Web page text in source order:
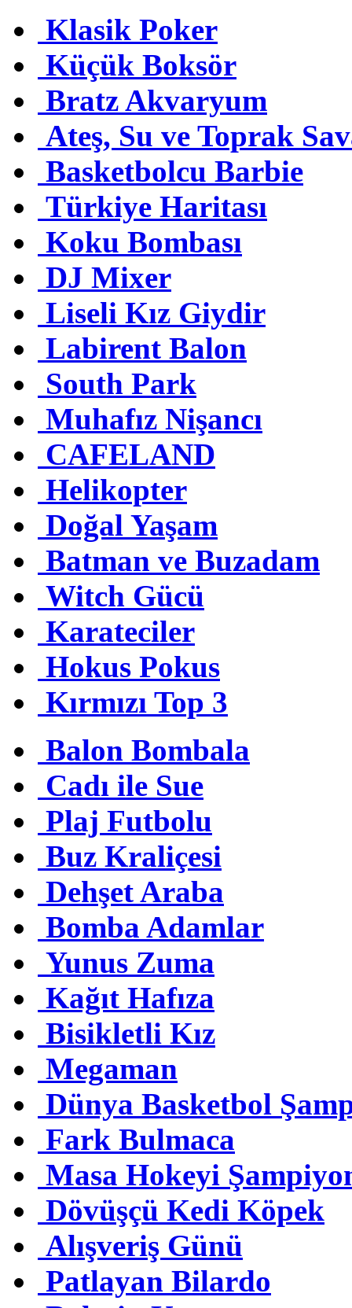
Klasik Poker
Küçük Boksör
Bratz Akvaryum
Ateş, Su ve Toprak
Basketbolcu Barbie
Türkiye Haritası
Koku Bombası
DJ Mixer
Liseli Kız Giydir
Labirent Balon
South Park
Muhafız Nişancı
CAFELAND
Helikopter
Doğal Yaşam
Batman ve Buzadam
Witch Gücü
Karateciler
Hokus Pokus
Kırmızı Top 3
Balon Bombala
Cadı ile Sue
Plaj Futbolu
Buz Kraliçesi
Dehşet Araba
Bomba Adamlar
Yunus Zuma
Kağıt Hafıza
Bisikletli Kız
Megaman
Dünya Basketbol
Fark Bulmaca
Masa Hokeyi
Dövüşçü Kedi Köpek
Alışveriş Günü
Patlayan Bilardo